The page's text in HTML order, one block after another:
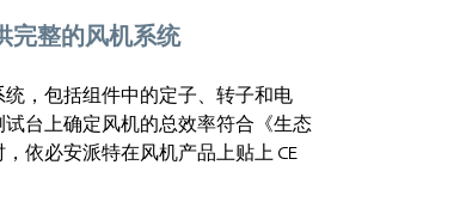
完整的风机系统
，包括组件中的定子、转子和电
台上确定风机的总效率符合《生态
依必安派特在风机产品上贴上 CE